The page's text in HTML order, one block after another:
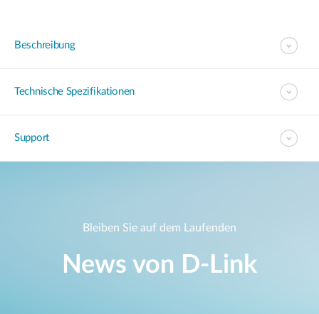
Beschreibung
Technische Spezifikationen
Support
Bleiben Sie auf dem Laufenden
News von D‑Link